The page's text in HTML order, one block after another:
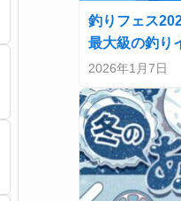
釣りフェス
最大級の釣り
2026年1月7日